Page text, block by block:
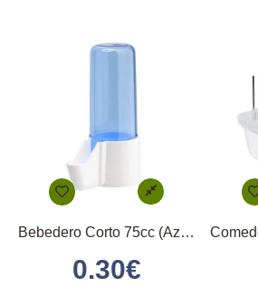
Bebedero Corto 75cc (Azul)
0.30€